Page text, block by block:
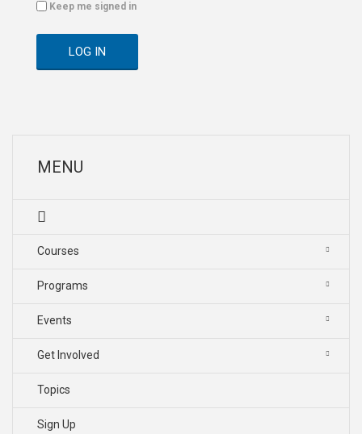
Keep me signed in
LOG IN
MENU
Courses
Programs
Events
Get Involved
Topics
Sign Up